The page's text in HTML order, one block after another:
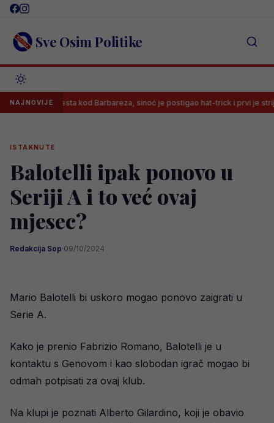
Skip
content Sve Osim Politike
NAJNOVIJE
imao mjesta kod Barbareza, sinoć je postigao hat-trick i prvi je strijelac
ISTAKNUTE
Balotelli ipak ponovo u
Seriji A i to već ovaj
mjesec?
Redakcija Sop·09/10/2024
Mario Balotelli bi uskoro mogao ponovo zaigrati u
Serie A.
Kako je prenio Fabrizio Romano, Balotelli je u
kontaktu s Genovom i kao slobodan igrač mogao bi
odmah potpisati za ovaj klub.
Na klupi je poznati Alberto Gilardino, koji je obavio